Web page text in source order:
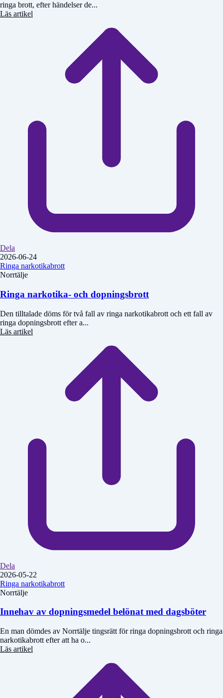
ringa brott, efter händelser de...
Läs artikel
Dela
2026-06-24
Ringa narkotikabrott
Norrtälje
Ringa narkotika- och dopningsbrott
Den tilltalade döms för två fall av ringa narkotikabrott och ett fall av
ringa dopningsbrott efter a...
Läs artikel
Dela
2026-05-22
Ringa narkotikabrott
Norrtälje
Innehav av dopningsmedel belönat med dagsböter
En man dömdes av Norrtälje tingsrätt för ringa dopningsbrott och ringa
narkotikabrott efter att ha o...
Läs artikel